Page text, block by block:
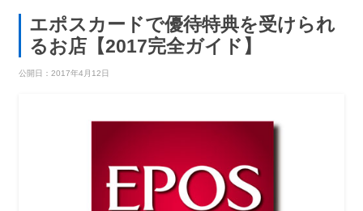
エポスカードで優待特典を受けられ
るお店【2017完全ガイド】
公開日： 2017年4月12日